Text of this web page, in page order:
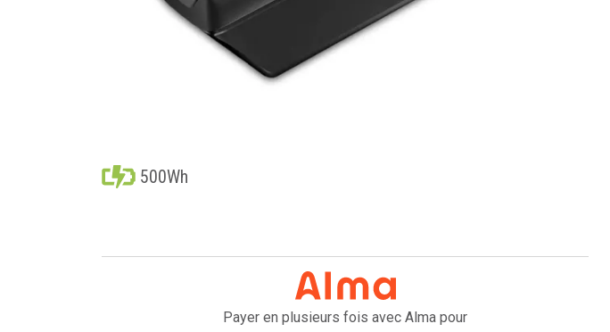
500Wh
Payer en plusieurs fois avec Alma pour